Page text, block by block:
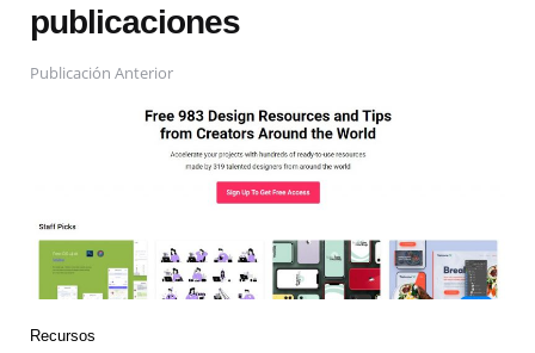
publicaciones
Publicación Anterior
Recursos